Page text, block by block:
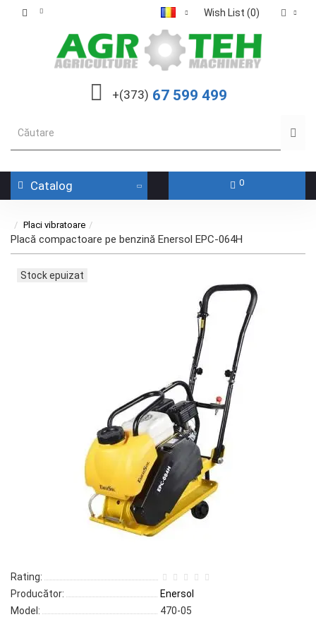
Wish List (0)
+(373) 67 599 499
Catalog 0
Placi vibratoare
Placă compactoare pe benzină Enersol EPC-064H
Stock epuizat
Rating:
Producător:
Enersol
Model:
470-05